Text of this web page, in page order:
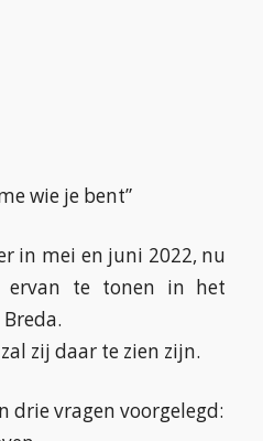
wie je bent”
in mei en juni 2022, nu
te tonen in het
zij daar te zien zijn.
drie vragen voorgelegd: